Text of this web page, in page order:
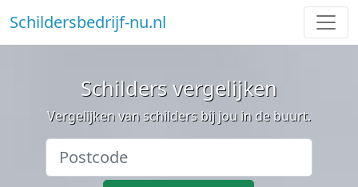
Schildersbedrijf-nu.nl
Schilders vergelijken
Vergelijken van schilders bij jou in de buurt.